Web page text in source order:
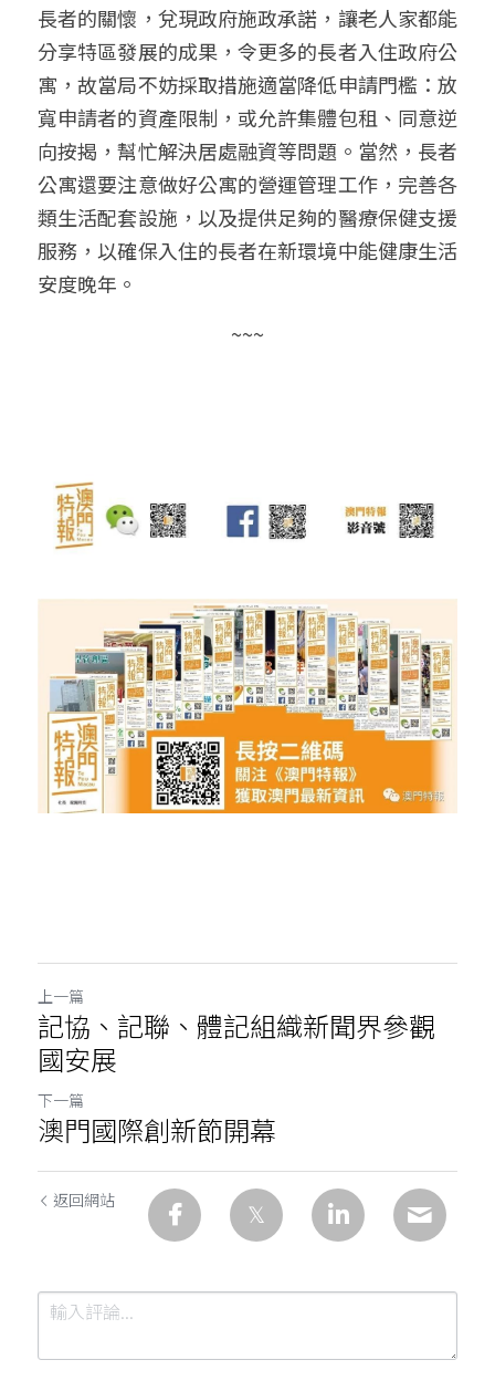
長者的關懷，兌現政府施政承諾，讓老人家都能
分享特區發展的成果，令更多的長者入住政府公
寓，故當局不妨採取措施適當降低申請門檻：放
寬申請者的資產限制，或允許集體包租、同意逆
向按揭，幫忙解決居處融資等問題。當然，長者
公寓還要注意做好公寓的營運管理工作，完善各
類生活配套設施，以及提供足夠的醫療保健支援
服務，以確保入住的長者在新環境中能健康生活
安度晚年。
~~~
上一篇
記協、記聯、體記組織新聞界參觀
國安展
下一篇
澳門國際創新節開幕
返回網站